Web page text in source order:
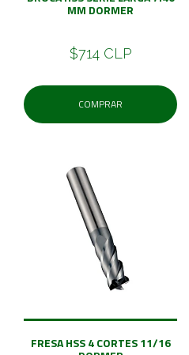
MM DORMER
$714 CLP
COMPRAR
FRESA HSS 4 CORTES 11/16